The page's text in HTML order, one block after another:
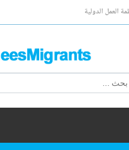
العمل الدولية